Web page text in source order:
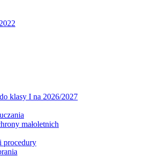
klasy I na 2026/2027
małoletnich
procedury